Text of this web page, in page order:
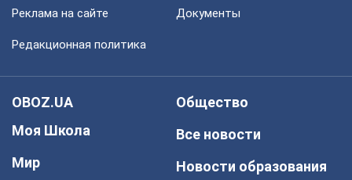
Реклама на сайте Документы
Редакционная политика
OBOZ.UA
Моя Школа
Мир
Общество
Все новости
Новости образования